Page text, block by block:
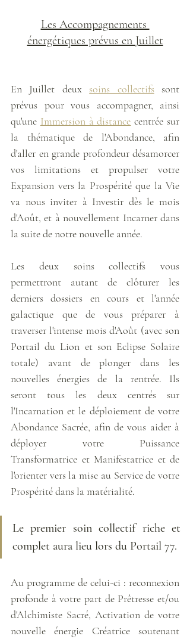
Les Accompagnements
énergétiques prévus en Juillet
En Juillet deux soins collectifs sont
prévus pour vous accompagner, ainsi
qu'une Immersion à distance centrée sur
la thématique de l'Abondance, afin
d'aller en grande profondeur désamorcer
vos limitations et propulser votre
Expansion vers la Prospérité que la Vie
va nous inviter à Investir dès le mois
d'Août, et à nouvellement Incarner dans
la suite de notre nouvelle année.
Les deux soins collectifs vous
permettront autant de clôturer les
derniers dossiers en cours et l'année
galactique que de vous préparer à
traverser l'intense mois d'Août (avec son
Portail du Lion et son Eclipse Solaire
totale) avant de plonger dans les
nouvelles énergies de la rentrée. Ils
seront tous les deux centrés sur
l'Incarnation et le déploiement de votre
Abondance Sacrée, afin de vous aider à
déployer votre Puissance
Transformatrice et Manifestatrice et de
l'orienter vers la mise au Service de votre
Prospérité dans la matérialité.
Le premier soin collectif riche et
complet aura lieu lors du Portail 77.
Au programme de celui-ci : reconnexion
profonde à votre part de Prêtresse et/ou
d'Alchimiste Sacré, Activation de votre
nouvelle énergie Créatrice soutenant